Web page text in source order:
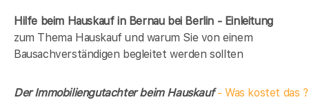
Hilfe beim Hauskauf in Bernau bei Berlin - Einleitung
zum Thema Hauskauf und warum Sie von einem
Bausachverständigen begleitet werden sollten
Der Immobiliengutachter beim Hauskauf- Was kostet das ?